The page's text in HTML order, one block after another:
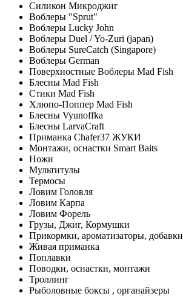
Силикон Микроджиг
Воблеры "Sprut"
Воблеры Lucky John
Воблеры Duel / Yo-Zuri (japan)
Воблеры SureCatch (Singapore)
Воблеры German
Поверхностные Воблеры Mad Fish
Блесны Mad Fish
Стики Mad Fish
Хлюпо-Поппер Mad Fish
Блесны Vyunoffka
Блесны LarvaCraft
Приманка Chafer37 ЖУКИ
Монтажи, оснастки Smart Baits
Ножи
Мультитулы
Термосы
Ловим Головля
Ловим Карпа
Ловим Форель
Грузы, Джиг, Кормушки
Прикормки, ароматизаторы, добавки
Живая приманка
Поплавки
Поводки, оснастки, монтажи
Троллинг
Рыболовные боксы , органайзеры